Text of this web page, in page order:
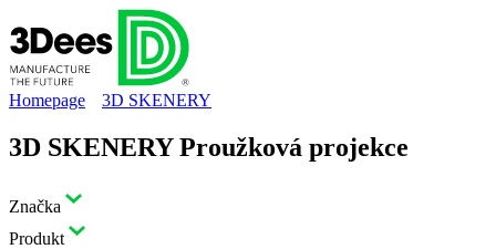
Homepage 3D SKENERY
3D SKENERY Proužková projekce
Značka
Produkt